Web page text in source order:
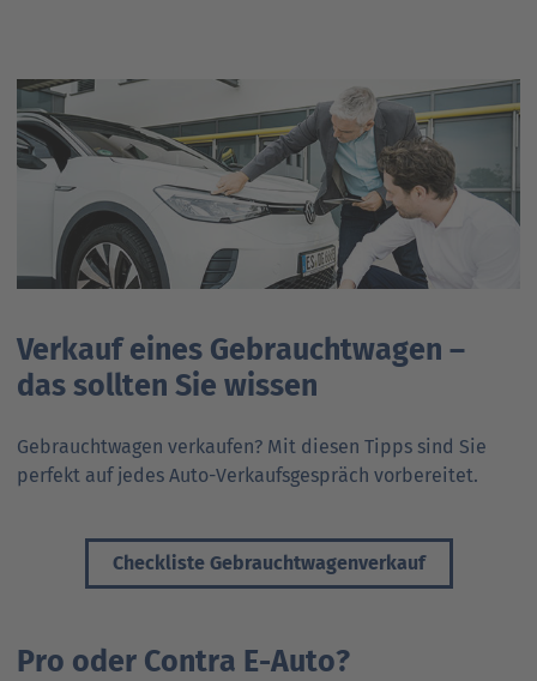
Verkauf eines Gebrauchtwagen –
das sollten Sie wissen
Gebrauchtwagen verkaufen? Mit diesen Tipps sind Sie
perfekt auf jedes Auto-Verkaufsgespräch vorbereitet.
Checkliste Gebrauchtwagenverkauf
Pro oder Contra E-Auto?